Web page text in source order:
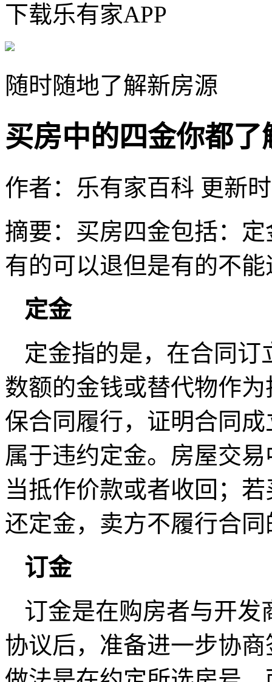
下载乐有家APP
随时随地了解新房源
买房中的四金你都了
作者：乐有家百科 更新
摘要： 买房四金包括：
有的可以退但是有的不
定金
定金指的是，在合同
数额的金钱或替代物作
保合同履行，证明合同
属于违约定金。房屋交
当抵作价款或者收回；
还定金，卖方不履行合
订金
订金是在购房者与开
协议后，准备进一步协